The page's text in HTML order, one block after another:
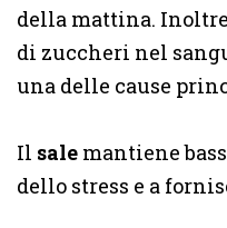
della mattina.
di zuccheri nel
una delle cause
Il sale mantiene
dello stress e a